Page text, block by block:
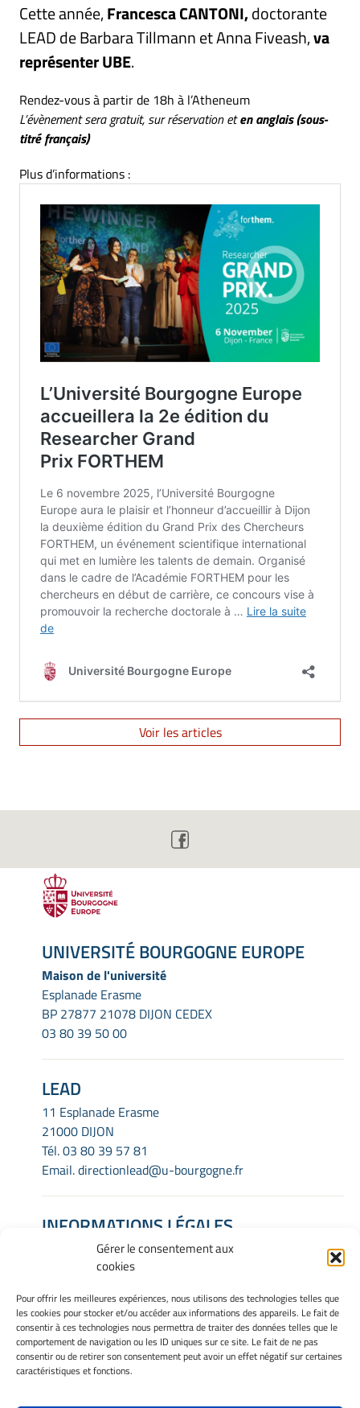
Gérer le consentement aux
cookies
Pour offrir les meilleures expériences, nous utilisons des technologies telles que
les cookies pour stocker et/ou accéder aux informations des appareils. Le fait de
consentir à ces technologies nous permettra de traiter des données telles que le
comportement de navigation ou les ID uniques sur ce site. Le fait de ne pas
consentir ou de retirer son consentement peut avoir un effet négatif sur certaines
caractéristiques et fonctions.
Cette année,Francesca CANTONI,doctorante
LEAD de Barbara Tillmann et Anna Fiveash,va
représenter UBE.
Rendez-vous à partir de 18h à l’Atheneum
L’évènement sera gratuit, sur réservation eten anglais (sous-
titré français)
Plus d’informations :
Voir les articles
UNIVERSITÉ BOURGOGNE EUROPE
Maison de l'université
Esplanade Erasme
BP 27877 21078 DIJON CEDEX
03 80 39 50 00
LEAD
11 Esplanade Erasme
21000 DIJON
Tél.03 80 39 57 81
Email.directionlead@u-bourgogne.fr
INFORMATIONS LÉGALES
Mentions Légales
Gérer mes cookies
Déclaration de confidentialité
Avertissement
INTRANET